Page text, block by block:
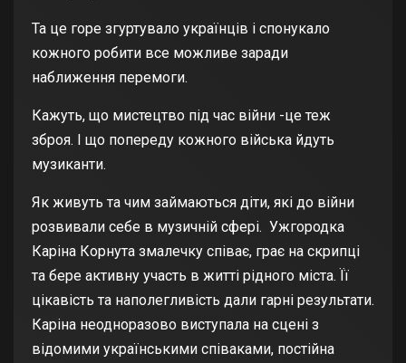
Та це горе згуртувало українців і спонукало
кожного робити все можливе заради
наближення перемоги.
Кажуть, що мистецтво під час війни -це теж
зброя. І що попереду кожного війська йдуть
музиканти.
Як живуть та чим займаються діти, які до війни
розвивали себе в музичній сфері. Ужгородка
Каріна Корнута змалечку співає, грає на скрипці
та бере активну участь в житті рідного міста. Її
цікавість та наполегливість дали гарні результати.
Каріна неодноразово виступала на сцені з
відомими українськими співаками, постійна